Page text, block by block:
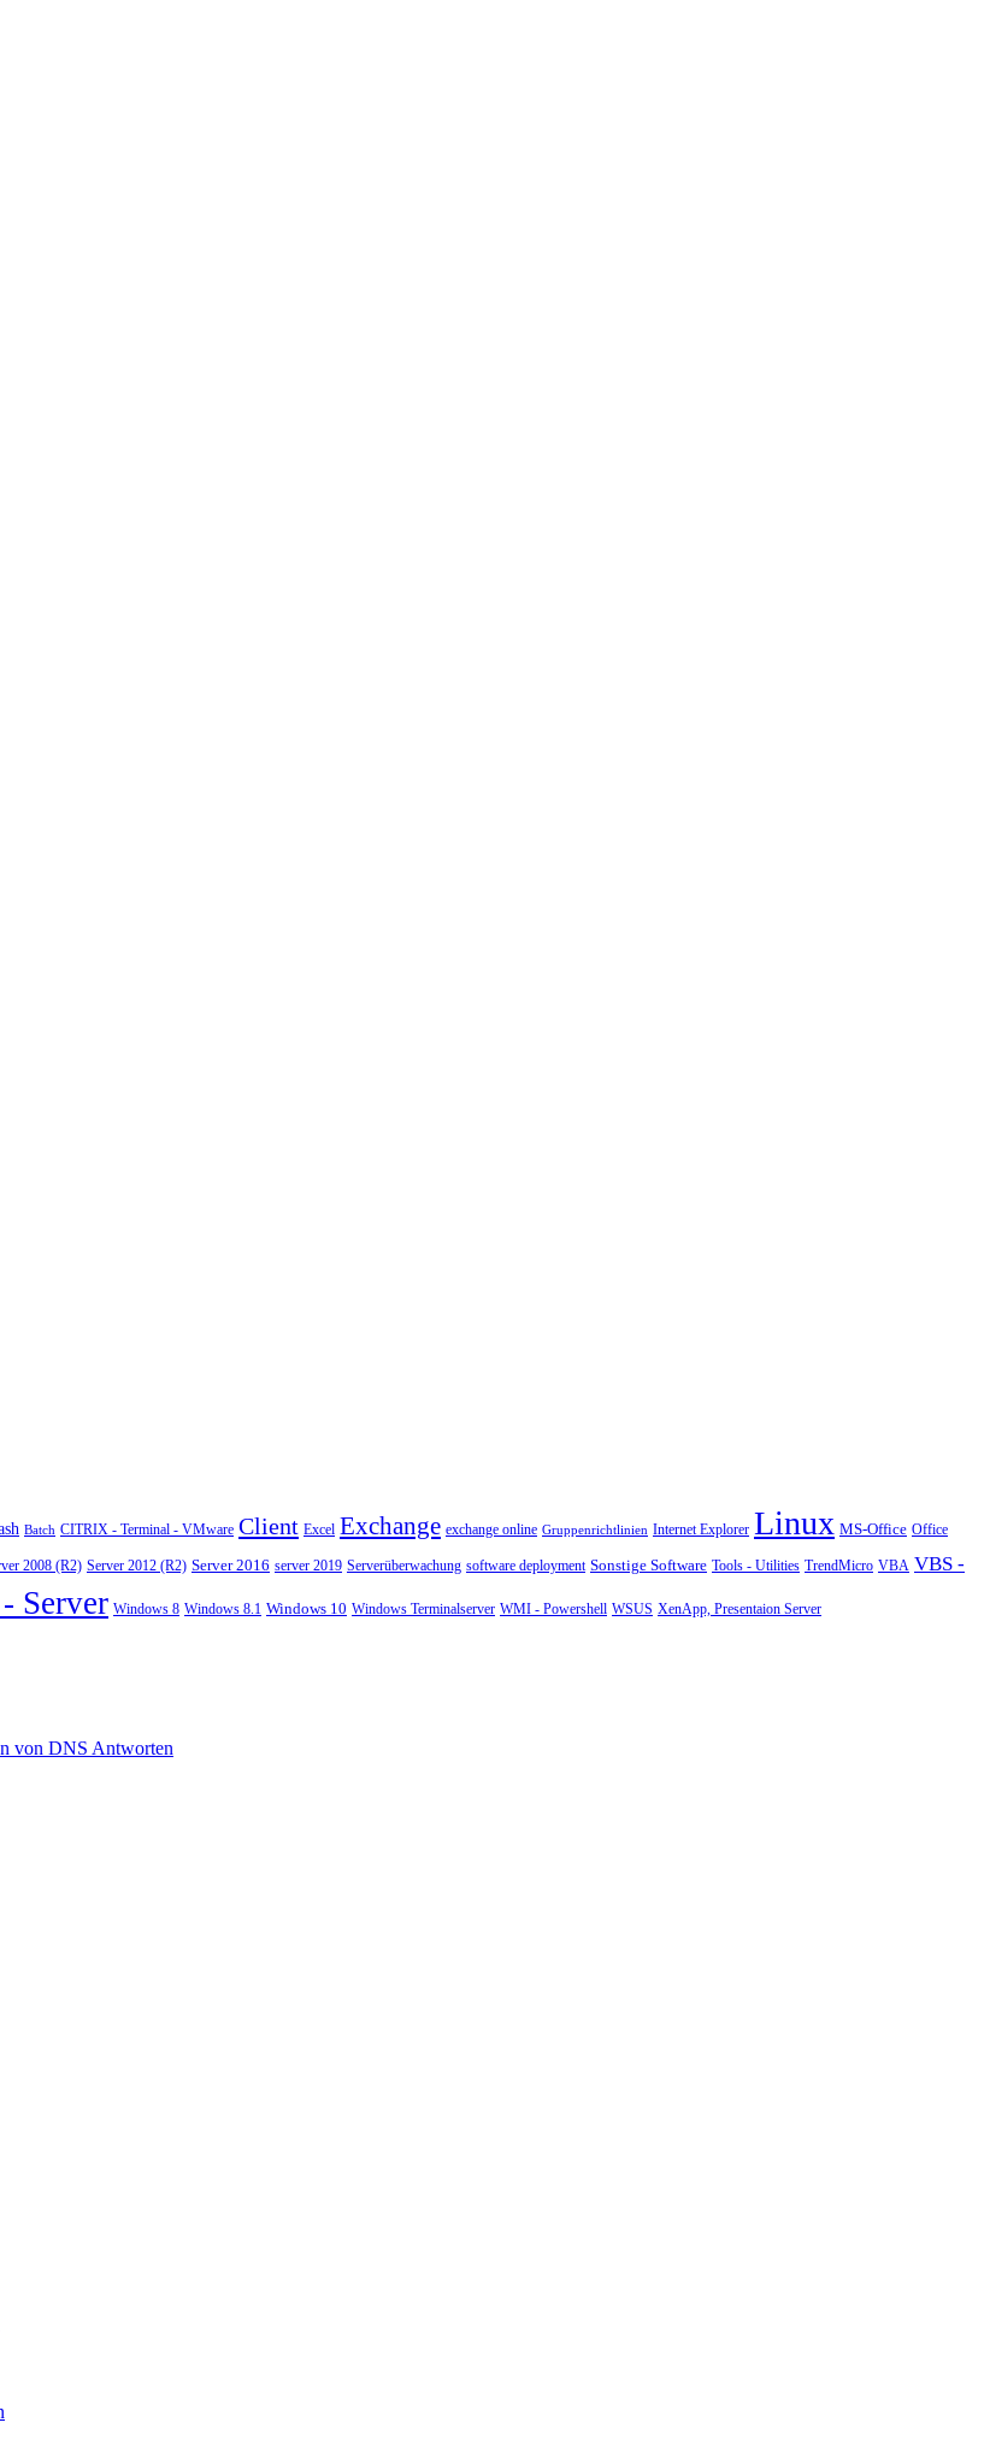
Batch CITRIX - Terminal - VMware Client Excel Exchange exchange online Gruppenrichtlinien Internet Explorer Linux MS-Office Office
2008 (R2) Server 2012 (R2) Server 2016 server 2019 Serverüberwachung software deployment Sonstige Software Tools - Utilities TrendMicro VBA VBS -
Server Windows 8 Windows 8.1 Windows 10 Windows Terminalserver WMI - Powershell WSUS XenApp, Presentaion Server
von DNS Antworten